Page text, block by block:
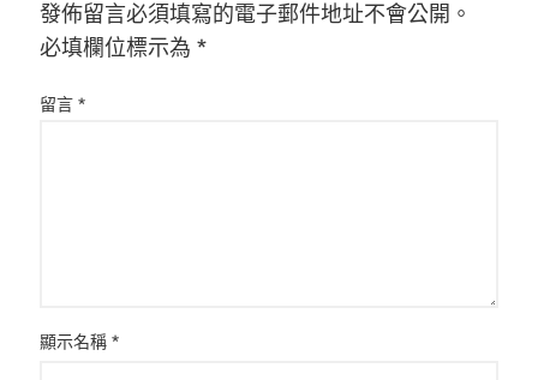
發佈留言必須填寫的電子郵件地址不會公開。
必填欄位標示為 *
留言 *
顯示名稱 *